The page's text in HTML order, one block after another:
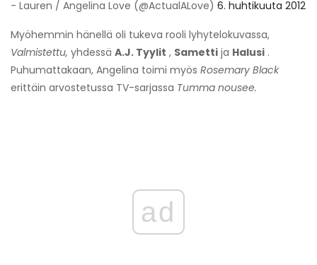
- Lauren / Angelina Love (@ActualALove) 6. huhtikuuta 2012
Myöhemmin hänellä oli tukeva rooli lyhytelokuvassa,
Valmistettu, yhdessä A.J. Tyylit , Sametti ja Halusi .
Puhumattakaan, Angelina toimi myös Rosemary Black
erittäin arvostetussa TV-sarjassa Tumma nousee.
ad